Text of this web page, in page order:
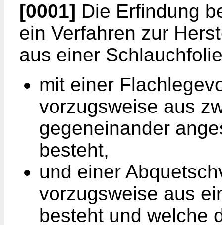
[0001] Die Erfindung
ein Verfahren zur
aus einer Schlauchfolie
mit einer
vorzugsweise aus
gegeneinander
besteht,
und einer
vorzugsweise aus
besteht und welche